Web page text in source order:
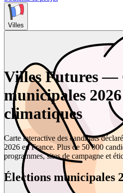
Villes
Villes Futures —
municipales
climatiques
Carte interactive des candidats
2026 en France. Plus de 50 000
programmes, sites de campagne et
Élections municipales